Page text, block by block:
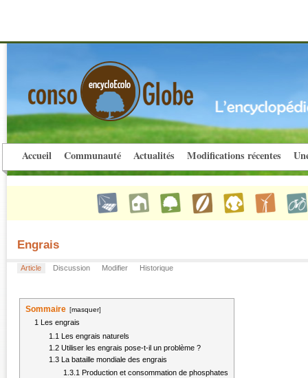
Accueil Communauté Actualités Modifications récentes
Engrais
Article Discussion Modifier Historique
Sommaire [masquer]
1 Les engrais
1.1 Les engrais naturels
1.2 Utiliser les engrais pose-t-il un problème ?
1.3 La bataille mondiale des engrais
1.3.1
Production et consommation de phosphates